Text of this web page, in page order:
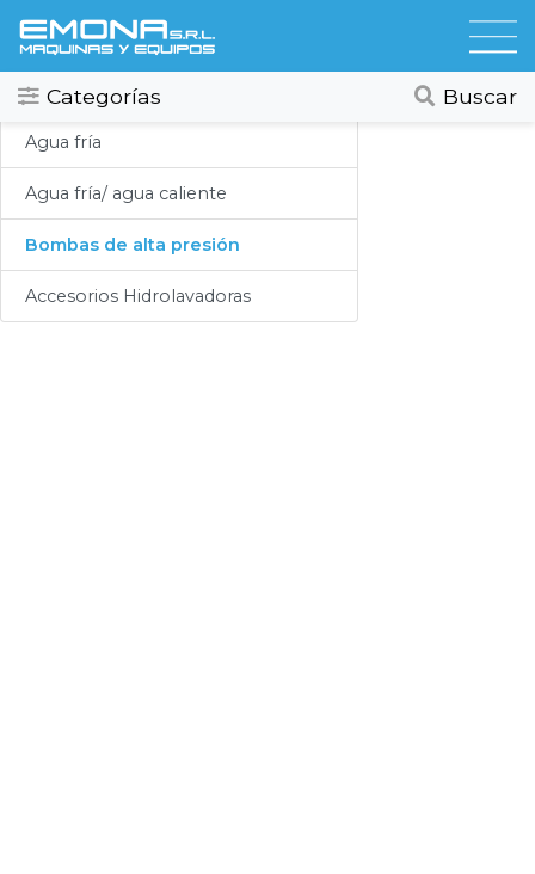
Categorías Buscar
Categorias
Todos
Compresores
Secadores
Hidrolavadoras
Hidrolavadoras
Ver todos
Agua fría
Agua fría/ agua caliente
Bombas de alta presión
Accesorios Hidrolavadoras
Lubricación